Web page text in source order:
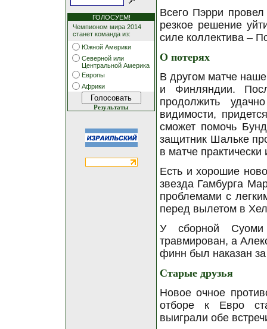
ГОЛОСУЕМ!
Чемпионом мира 2014
станет команда из:
Южной Америки
Северной или
Центральной Америка
Европы
Африки
Результаты
Всего Пэрри
резкое решение
силе коллектива –
О потерях
В другом матче
и Финляндии.
продолжить
видимости,
сможет помочь
защитник Шальке
в матче
Есть и хорошие
звезда Гамбурга
проблемами с
перед вылетом в
У сборной
травмирован, а
финн был наказан
Старые друзья
Новое очное
отборе к Евро
выиграли обе